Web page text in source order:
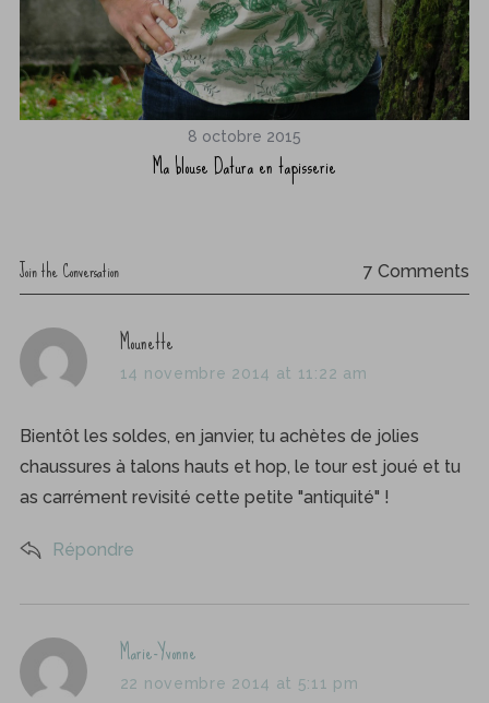
8 octobre 2015
Ma blouse Datura en tapisserie
Join the Conversation 7 Comments
s
a
s
:
Mounette
14 novembre 2014 at 11:22 am
Bientôt les soldes, en janvier, tu achètes de jolies
chaussures à talons hauts et hop, le tour est joué et tu
as carrément revisité cette petite "antiquité" !
Répondre
s
a
Marie-Yvonne
22 novembre 2014 at 5:11 pm